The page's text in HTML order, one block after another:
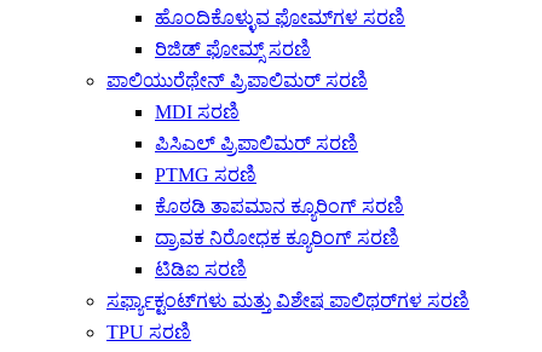
ಹೊಂದಿಕೊಳ್ಳುವ ಫೋಮ್‌ಗಳ ಸರಣಿ
ರಿಜಿಡ್ ಫೋಮ್ಸ್ ಸರಣಿ
ಪಾಲಿಯುರೆಥೇನ್ ಪ್ರಿಪಾಲಿಮರ್ ಸರಣಿ
MDI ಸರಣಿ
ಪಿಸಿಎಲ್ ಪ್ರಿಪಾಲಿಮರ್ ಸರಣಿ
PTMG ಸರಣಿ
ಕೊಠಡಿ ತಾಪಮಾನ ಕ್ಯೂರಿಂಗ್ ಸರಣಿ
ದ್ರಾವಕ ನಿರೋಧಕ ಕ್ಯೂರಿಂಗ್ ಸರಣಿ
ಟಿಡಿಐ ಸರಣಿ
ಸರ್ಫ್ಯಾಕ್ಟಂಟ್‌ಗಳು ಮತ್ತು ವಿಶೇಷ ಪಾಲಿಥರ್‌ಗಳ ಸರಣಿ
TPU ಸರಣಿ